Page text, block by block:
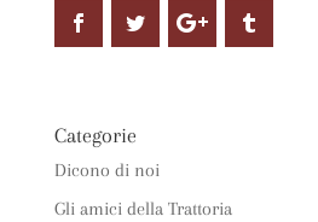
Categorie
Dicono di noi
Gli amici della Trattoria